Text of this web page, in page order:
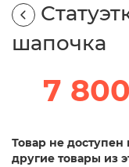
шапочка
7
Товар не доступен
другие товары из